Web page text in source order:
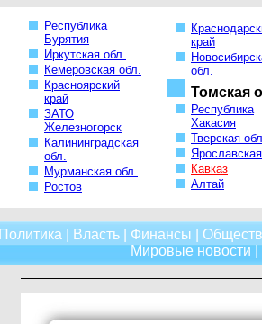
Республика
Бурятия
Иркутская обл.
Кемеровская обл.
Красноярский
край
ЗАТО
Железногорск
Калининградская
обл.
Мурманская обл.
Ростов
край
обл.
Томская
Республика
Хакасия
Тверская
Кавказ
Алтай
Политика Власть| Финансы
Мировые новости